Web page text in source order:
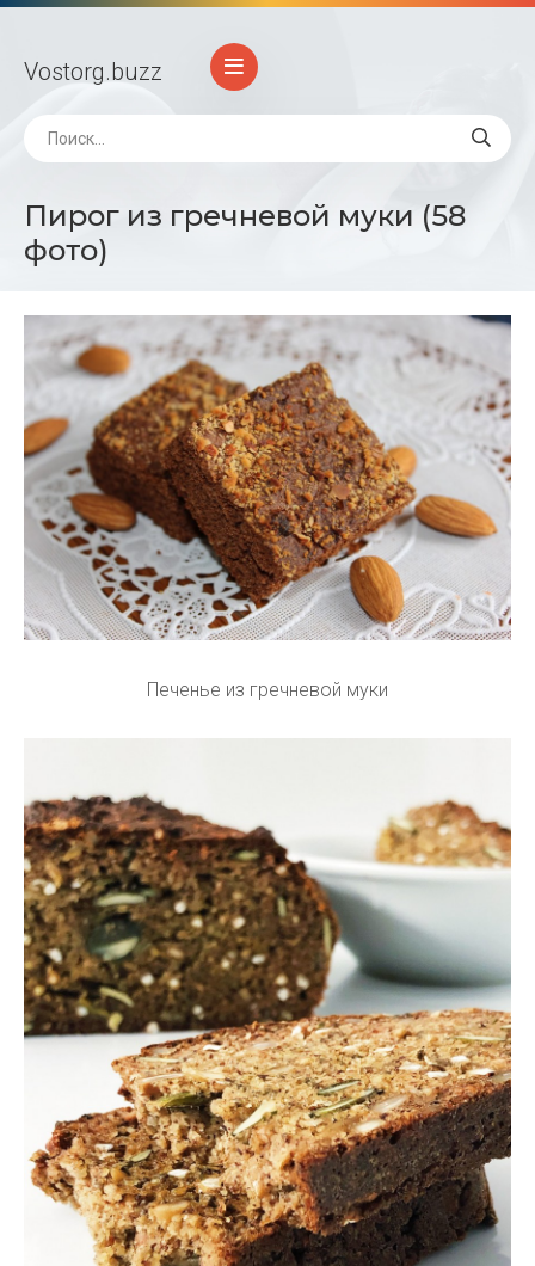
Vostorg.buzz
Пирог из гречневой муки (58
фото)
Печенье из гречневой муки